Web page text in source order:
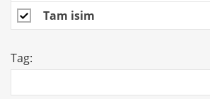
Tam isim
Tag: